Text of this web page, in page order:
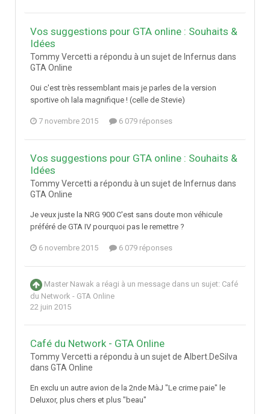
Vos suggestions pour GTA online : Souhaits &
Idées
Tommy Vercetti a répondu à un sujet de Infernus dans
GTA Online
Oui c'est très ressemblant mais je parles de la version
sportive oh lala magnifique ! (celle de Stevie)
7 novembre 2015 6 079 réponses
Vos suggestions pour GTA online : Souhaits &
Idées
Tommy Vercetti a répondu à un sujet de Infernus dans
GTA Online
Je veux juste la NRG 900 C'est sans doute mon véhicule
préféré de GTA IV pourquoi pas le remettre ?
6 novembre 2015 6 079 réponses
Master Nawak a réagi à un message dans un sujet: Café
du Network - GTA Online
22 juin 2015
Café du Network - GTA Online
Tommy Vercetti a répondu à un sujet de Albert.DeSilva
dans GTA Online
En exclu un autre avion de la 2nde MàJ "Le crime paie" le
Deluxor, plus chers et plus "beau"